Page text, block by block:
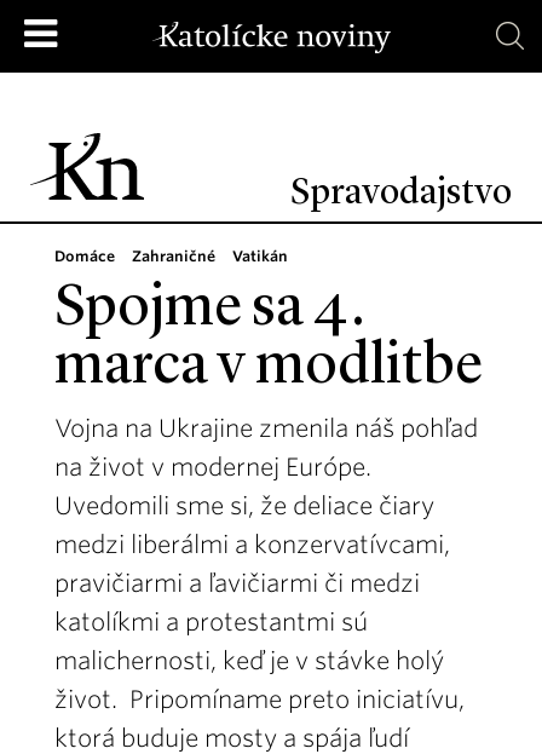
Spravodajstvo
Domáce Zahraničné Vatikán
Spojme sa 4.
marca v modlitbe
Vojna na Ukrajine zmenila náš pohľad
na život v modernej Európe.
Uvedomili sme si, že deliace čiary
medzi liberálmi a konzervatívcami,
pravičiarmi a ľavičiarmi či medzi
katolíkmi a protestantmi sú
malichernosti, keď je v stávke holý
život. Pripomíname preto iniciatívu,
ktorá buduje mosty a spája ľudí